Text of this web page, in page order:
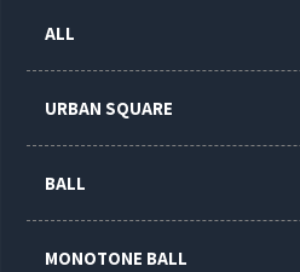
ALL
URBAN SQUARE
BALL
MONOTONE BALL